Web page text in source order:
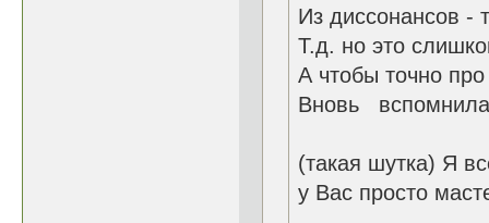
Из диссонансов -
Т.д. но это
А чтобы точно
Вновь
(такая шутка) Я
у Вас просто